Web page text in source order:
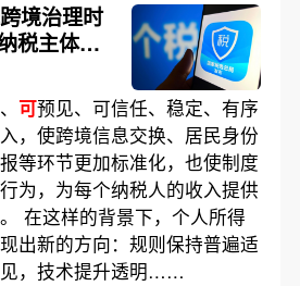
境治理时
税主体的
可预见、可信任、稳定、有序
，使跨境信息交换、居民身份
等环节更加标准化，也使制度
为，为每个纳税人的收入提供
在这样的背景下，个人所得
出新的方向：规则保持普遍适
，技术提升透明……